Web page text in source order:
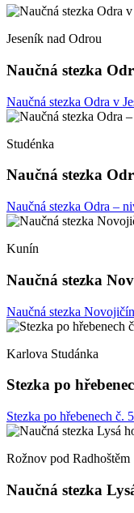
Jeseník nad Odrou
Naučná stezka
Naučná stezka Odra v
Studénka
Naučná stezka
Naučná stezka Odra –
Kunín
Naučná stezka
Naučná stezka
Karlova Studánka
Stezka po
Stezka po hřebenech č. 5
Rožnov pod Radhoštěm
Naučná stezka